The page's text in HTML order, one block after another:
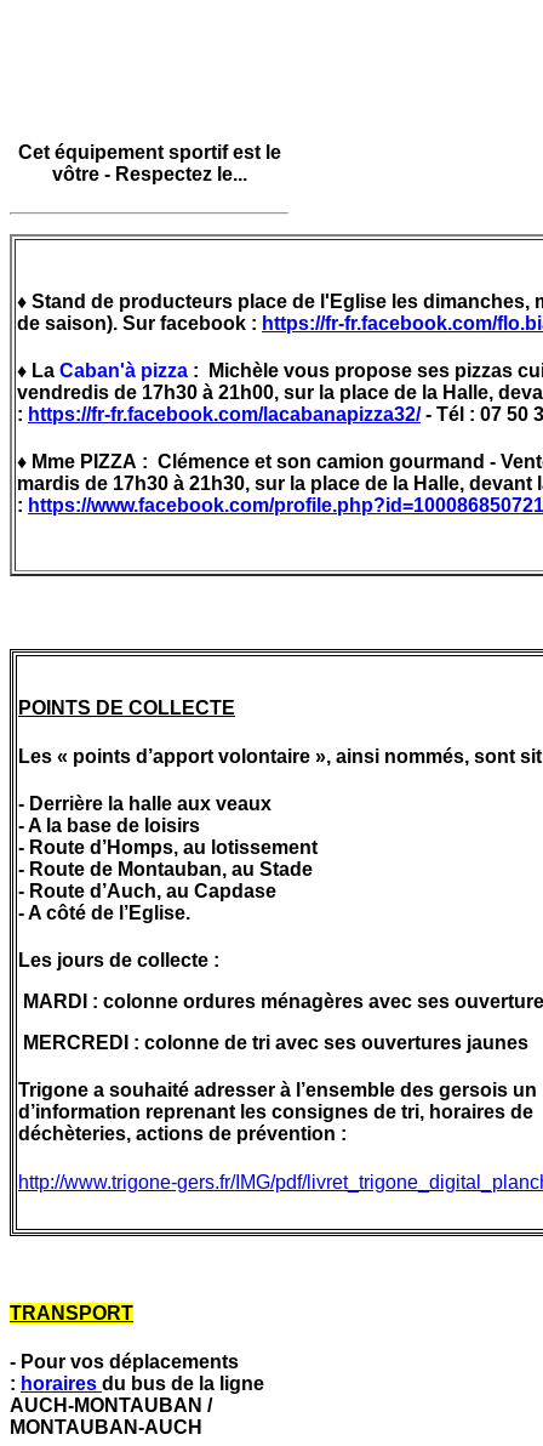
Cet équipement sportif est le
vôtre - Respectez le...
♦ Stand de producteurs place de l'Eglise les dimanches,
de saison). Sur facebook : https://fr-fr.facebook.com/
♦ La Caban'à pizza : Michèle vous propose ses pizzas
vendredis de 17h30 à 21h00, sur la place de la Halle,
: https://fr-fr.facebook.com/lacabanapizza32/- Tél : 07
♦ Mme PIZZA : Clémence et son camion gourmand -
mardis de 17h30 à 21h30, sur la place de la Halle, devant
: https://www.facebook.com/
POINTS DE COLLECTE
Les « points d’apport volontaire », ainsi nommés, sont
- Derrière la halle aux veaux
- A la base de loisirs
- Route d’Homps, au lotissement
- Route de Montauban, au Stade
- Route d’Auch, au Capdase
- A côté de l’Eglise.
Les jours de collecte :
MARDI : colonne ordures ménagères avec ses
MERCREDI : colonne de tri avec ses ouvertures jaunes
Trigone a souhaité adresser à l’ensemble des gersois un
d’information reprenant les consignes de tri, horaires de
déchèteries, actions de prévention :
http://www.trigone-gers.fr/IMG/pdf/
TRANSPORT
- Pour vos déplacements
: horaires du bus de la ligne
AUCH-MONTAUBAN /
MONTAUBAN-AUCH